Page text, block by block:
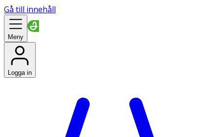
Gå till innehåll
Meny
Logga in